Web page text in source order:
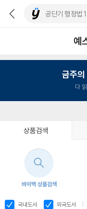
예
금주
다
상품검색
바이백 상품검색
국내도서 외국도서